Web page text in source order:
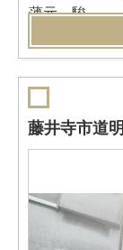
藤井寺市道